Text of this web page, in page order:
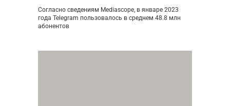
Согласно сведениям Mediascope, в январе 2023
года Telegram пользовалось в среднем 48.8 млн
абонентов